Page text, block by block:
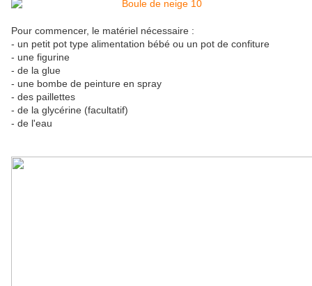
Pour commencer, le matériel nécessaire :
- un petit pot type alimentation bébé ou un pot de confiture
- une figurine
- de la glue
- une bombe de peinture en spray
- des paillettes
- de la glycérine (facultatif)
- de l'eau